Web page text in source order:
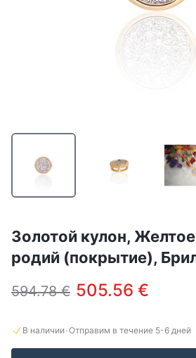
Золотой кулон,
родий (покрытие),
594.78 € 505.56 €
В наличии·Отправим в течение 5-6 дней